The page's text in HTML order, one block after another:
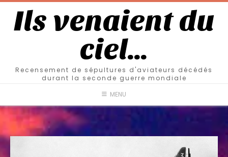
Ils venaient du
ciel…
Recensement de sépultures d'aviateurs décédés
durant la seconde guerre mondiale
MENU